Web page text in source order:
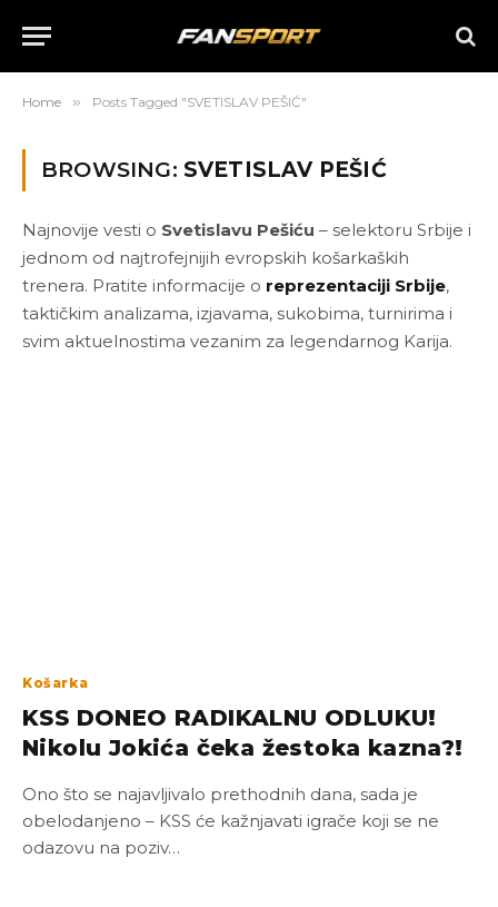
Home » Posts Tagged "SVETISLAV PEŠIĆ"
BROWSING: SVETISLAV PEŠIĆ
Najnovije vesti o Svetislavu Pešiću – selektoru Srbije i
jednom od najtrofejnijih evropskih košarkaških
trenera. Pratite informacije o reprezentaciji Srbije,
taktičkim analizama, izjavama, sukobima, turnirima i
svim aktuelnostima vezanim za legendarnog Karija.
Košarka
KSS DONEO RADIKALNU ODLUKU!
Nikolu Jokića čeka žestoka kazna?!
Ono što se najavljivalo prethodnih dana, sada je
obelodanjeno – KSS će kažnjavati igrače koji se ne
odazovu na poziv…